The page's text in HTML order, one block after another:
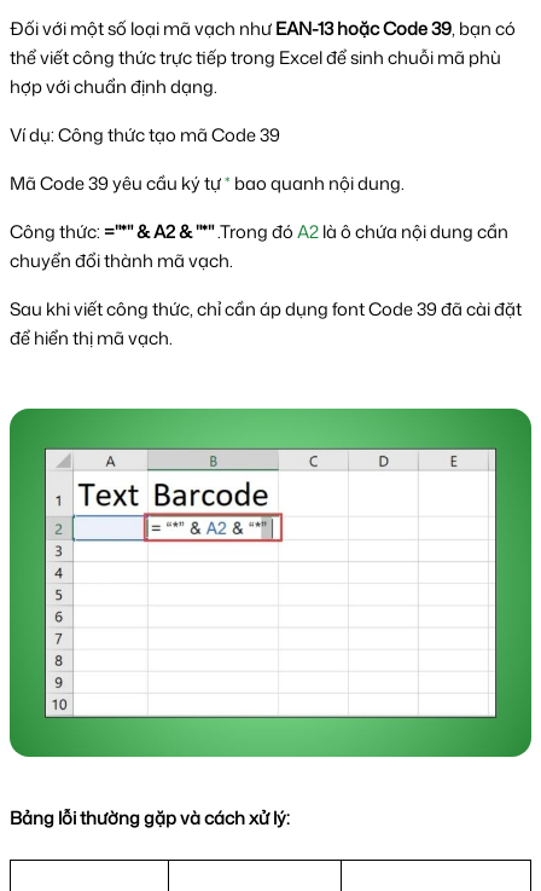
Đối với một số loại mã vạch như EAN-13 hoặc Code 39, bạn có
thể viết công thức trực tiếp trong Excel để sinh chuỗi mã phù
hợp với chuẩn định dạng.
Ví dụ: Công thức tạo mã Code 39
Mã Code 39 yêu cầu ký tự * bao quanh nội dung.
Công thức: ="*" & A2 & "*" .Trong đó A2 là ô chứa nội dung cần
chuyển đổi thành mã vạch.
Sau khi viết công thức, chỉ cần áp dụng font Code 39 đã cài đặt
để hiển thị mã vạch.
Bảng lỗi thường gặp và cách xử lý: